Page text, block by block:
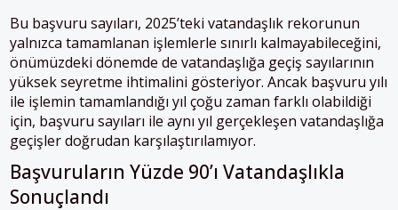
Bu başvuru sayıları, 2025’teki vatandaşlık rekorunun
yalnızca tamamlanan işlemlerle sınırlı kalmayabileceğini,
önümüzdeki dönemde de vatandaşlığa geçiş sayılarının
yüksek seyretme ihtimalini gösteriyor. Ancak başvuru yılı
ile işlemin tamamlandığı yıl çoğu zaman farklı olabildiği
için, başvuru sayıları ile aynı yıl gerçekleşen vatandaşlığa
geçişler doğrudan karşılaştırılamıyor.
Başvuruların Yüzde 90’ı Vatandaşlıkla
Sonuçlandı